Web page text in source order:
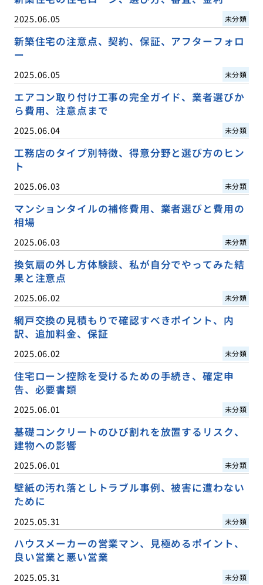
2025.06.05 未分類
新築住宅の注意点、契約、保証、アフターフォロ
ー
2025.06.05 未分類
エアコン取り付け工事の完全ガイド、業者選びか
ら費用、注意点まで
2025.06.04 未分類
工務店のタイプ別特徴、得意分野と選び方のヒン
ト
2025.06.03 未分類
マンションタイルの補修費用、業者選びと費用の
相場
2025.06.03 未分類
換気扇の外し方体験談、私が自分でやってみた結
果と注意点
2025.06.02 未分類
網戸交換の見積もりで確認すべきポイント、内
訳、追加料金、保証
2025.06.02 未分類
住宅ローン控除を受けるための手続き、確定申
告、必要書類
2025.06.01 未分類
基礎コンクリートのひび割れを放置するリスク、
建物への影響
2025.06.01 未分類
壁紙の汚れ落としトラブル事例、被害に遭わない
ために
2025.05.31 未分類
ハウスメーカーの営業マン、見極めるポイント、
良い営業と悪い営業
2025.05.31 未分類